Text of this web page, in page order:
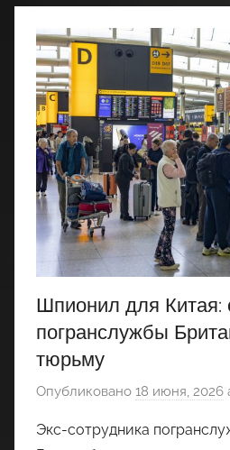
Шпионил для Китая:
погранслужбы
тюрьму
Опубликовано 18 июня, 2026
Экс-сотрудника